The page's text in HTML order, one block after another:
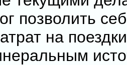
позволить
на